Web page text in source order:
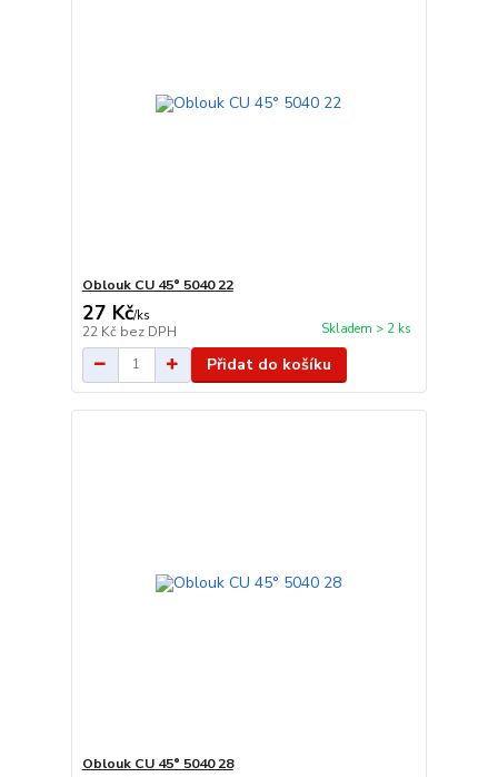
Oblouk CU 45° 5040 22
27 Kč/ks
22 Kč bez DPH Skladem > 2 ks
Přidat do košíku
Oblouk CU 45° 5040 28